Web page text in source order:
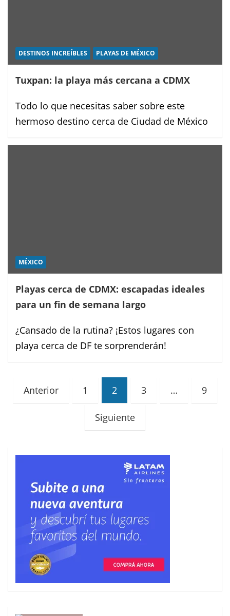
DESTINOS INCREÍBLES PLAYAS DE MÉXICO
Tuxpan: la playa más cercana a CDMX
Todo lo que necesitas saber sobre este
hermoso destino cerca de Ciudad de México
MÉXICO
Playas cerca de CDMX: escapadas ideales
para un fin de semana largo
¿Cansado de la rutina? ¡Estos lugares con
playa cerca de DF te sorprenderán!
Paginación
de
Anterior 1 2 3 … 9
Siguiente